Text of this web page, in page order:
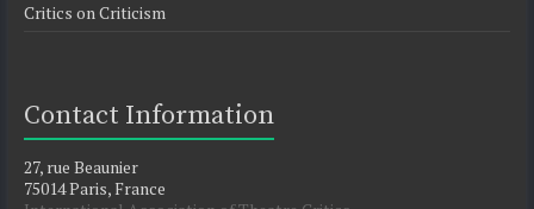
Critics on Criticism
Contact Information
27, rue Beaunier
75014 Paris, France